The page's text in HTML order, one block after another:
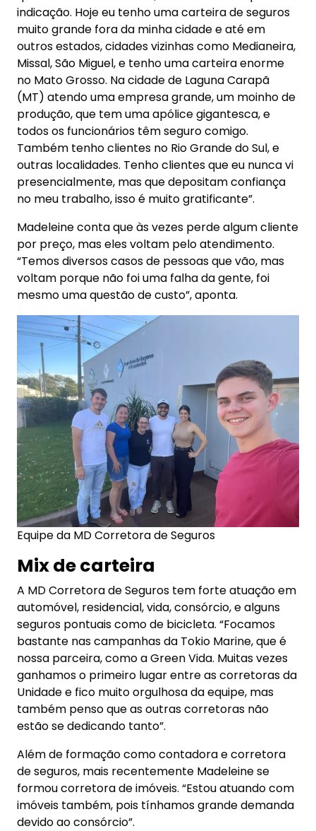
indicação. Hoje eu tenho uma carteira de seguros
muito grande fora da minha cidade e até em
outros estados, cidades vizinhas como Medianeira,
Missal, São Miguel, e tenho uma carteira enorme
no Mato Grosso. Na cidade de Laguna Carapã
(MT) atendo uma empresa grande, um moinho de
produção, que tem uma apólice gigantesca, e
todos os funcionários têm seguro comigo.
Também tenho clientes no Rio Grande do Sul, e
outras localidades. Tenho clientes que eu nunca vi
presencialmente, mas que depositam confiança
no meu trabalho, isso é muito gratificante”.
Madeleine conta que às vezes perde algum cliente
por preço, mas eles voltam pelo atendimento.
“Temos diversos casos de pessoas que vão, mas
voltam porque não foi uma falha da gente, foi
mesmo uma questão de custo”, aponta.
Equipe da MD Corretora de Seguros
Mix de carteira
A MD Corretora de Seguros tem forte atuação em
automóvel, residencial, vida, consórcio, e alguns
seguros pontuais como de bicicleta. “Focamos
bastante nas campanhas da Tokio Marine, que é
nossa parceira, como a Green Vida. Muitas vezes
ganhamos o primeiro lugar entre as corretoras da
Unidade e fico muito orgulhosa da equipe, mas
também penso que as outras corretoras não
estão se dedicando tanto”.
Além de formação como contadora e corretora
de seguros, mais recentemente Madeleine se
formou corretora de imóveis. “Estou atuando com
imóveis também, pois tínhamos grande demanda
devido ao consórcio”.